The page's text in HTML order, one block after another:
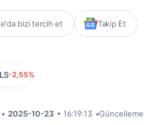
bizi tercih et Takip Et
-2,55%
2025-10-23 • 16:19:13 •Güncelleme